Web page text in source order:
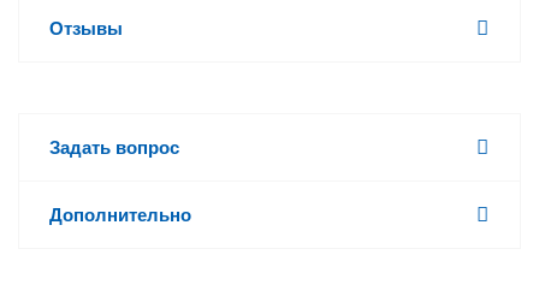
Отзывы
Задать вопрос
Дополнительно